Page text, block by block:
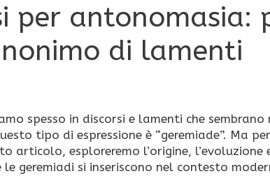
per antonomasia:
di lamenti
spesso in discorsi e lamenti che sembrano
tipo di espressione è “geremiade”. Ma
articolo, esploreremo l’origine, l’evoluzione
geremiadi si inseriscono nel contesto